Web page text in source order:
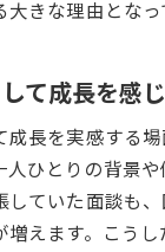
きな理由となっ
て成長を感
成長を実感する
ひとりの背景
していた面談も
増えます。こう